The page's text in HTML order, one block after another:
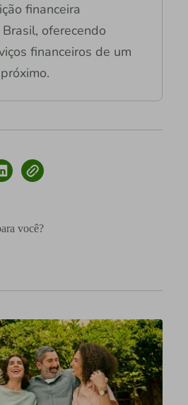
financeira
oferecendo
financeiros de um
você?